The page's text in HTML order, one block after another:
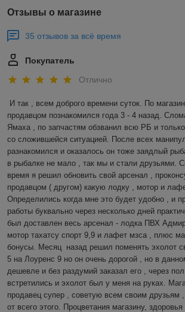
Отзывы о магазине
35 отзывов за всё время
Покупатель
Отлично
И так , всем доброго времени суток. По
продавцом познакомился года 3 - 4 назад.
Ямаха , по запчастям обзванил всю РБ и
со сложившейся ситуацией. После всех
разнакомился и оказалось он тоже заядлый
в рыбалке не мало , так мы и стали друзьями.
время я решил обновить свой арсенал ,
продавцом ( другом) какую лодку , мотор и
Определились когда мне это будет удобно , и
работы буквально через несколько дней
был доставлен весь арсенал - лодка ПВХ
мотор тахатсу спорт 9,9 и лафет мзса , плюс
бонусы. Месяц  назад решил поменять эхолот
5 на Лоуренс 9 но он очень дорогой , но в
дешевле и без раздумий заказал его , через
встретились и эхолот был у меня на руках.
продавец супер , советую всем своим друзьям
от всего этого. Процветания магазину,